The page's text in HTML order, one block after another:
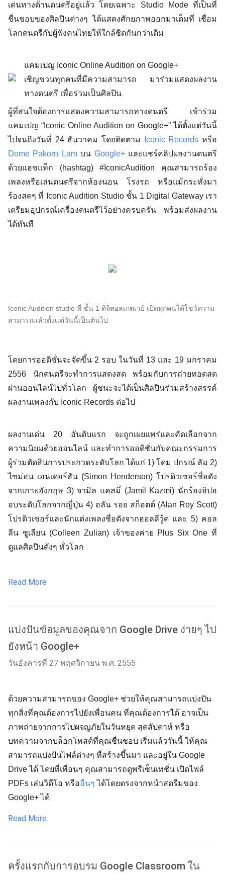
เด่นทางด้านดนตรีอยู่เเล้ว โดยเฉพาะ Studio Mode ที่เป็นที่
ชื่นชอบของศิลปินต่างๆ ได้แสดงศักยภาพออกมาเต็มที่ เชื่อม
โลกดนตรีกับผู้ฟังคนไทยให้ใกล้ชิดกันกว่าเดิม
แคมเปญ Iconic Online Audition on Google+
เชิญชวนทุกคนที่มีความสามารถ มาร่วมแสดงผลงาน
ทางดนตรี เพื่อร่วมเป็นศิลปิน
ผู้ที่สนใจต้องการแสดงความสามารถทางดนตรี เข้าร่วม
แคมเปญ “Iconic Online Audition on Google+” ได้ตั้งแต่วันนี้
ไปจนถึงวันที่ 24 ธันวาคม โดยติดตาม
Iconic Records
Dome Pakorn Lam บน Google+ และแชร์คลิปผลงานดนตรี
ด้วยแฮชแท็ก (hashtag) #IconicAudition คุณสามารถร้อง
เพลงหรือเล่นดนตรีจากห้องนอน โรงรถ หรือแม้กระทั่งมา
ร้องสดๆ ที่ Iconic Audition Studio ชั้น 1 Digital Gateway เรา
เตรียมอุปกรณ์เครื่องดนตรีไว้อย่างครบครัน พร้อมส่งผลงาน
ได้ทันที
Iconic Audition studio ที่ ชั้น 1 ดิจิตอลเกตเวย์ เปิดทุกคนได้โชว์ความ
สามารถเเล้วตั้งเเต่วันนี้เป็นต้นไป
โดยการออดิชั่นจะจัดขึ้น 2 รอบ ในวันที่ 13 และ 19 มกราคม
2556 นักดนตรีจะทำการแสดงสด พร้อมกับการถ่ายทอดสด
ผ่านออนไลน์ไปทั่วโลก ผู้ชนะจะได้เป็นศิลปินร่วมสร้างสรรค์
ผลงานเพลงกับ Iconic Records ต่อไป
ผลงานเด่น 20 อันดับแรก จะถูกเผยแพร่และคัดเลือกจาก
ความนิยมด้วยออนไลน์ และทำการออดิชั่นกับคณะกรรมการ
ผู้ร่วมตัดสินการประกวดระดับโลก ได้แก่ 1) โดม ปกรณ์ ​ลัม 2)
ไซม่อน เฮนเดอร์สัน (Simon Henderson) โปรดิวเซอร์ชื่อดัง
จากเกาะอังกฤษ 3) จามิล แคสมี่ (Jamil Kazmi) นักร้องฮิปฮ
อบระดับโลกจากญี่ปุ่น 4) อลัน รอย สก็อตต์ (Alan Roy Scott)
โปรดิวเซอร์และนักแต่งเพลงชื่อดังจากฮอลลีวู้ด และ 5) คอล
ลีน ซูเลียน (Colleen Zulian) เจ้าของค่าย Plus Six One ที่
ดูแลศิลปินดังๆ ทั่วโลก
Read More
แบ่งปันข้อมูลของคุณจาก Google Drive ง่ายๆ ไป
ยังหน้า Google+
วันอังคารที่ 27 พฤศจิกายน พ.ศ. 2555
ด้วยความสามารถของ Google+ ช่วยให้คุณสามารถแบ่งปัน
ทุกสิ่งที่คุณต้องการไปยังเพื่อนคน ที่คุณต้องการได้ อาจเป็น
ภาพถ่ายจากการไปผจญภัยในวันหยุด สุดสัปดาห์ หรือ
บทความจากบล็อกโพสต์ที่คุณชื่นชอบ เริ่มแล้ววันนี้ ให้คุณ
สามารถแบ่งปันไฟล์ต่างๆ ที่สร้างขึ้นมา และอยู่ใน Google
Drive ได้ โดยที่เพื่อนๆ คุณสามารถดูพรีเซ็นเทชั่น เปิดไฟล์
PDFs เล่นวิดีโอ หรืออื่นๆได้โดยตรงจากหน้าสตรีมของ
Google+ ได้
Read More
ครั้งแรกกับการอบรม Google Classroom ใน